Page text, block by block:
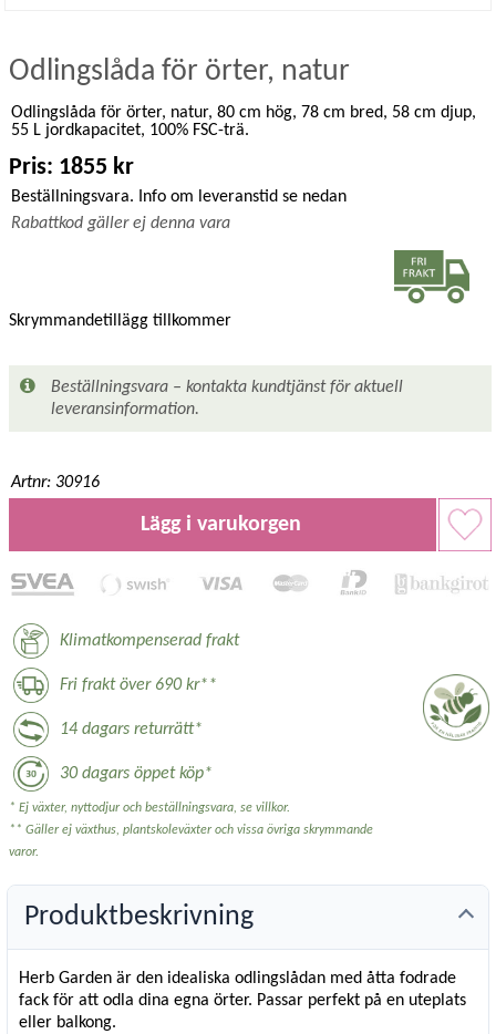
Odlingslåda för örter, natur
Odlingslåda för örter, natur, 80 cm hög, 78 cm bred, 58 cm djup,
55 L jordkapacitet, 100% FSC-trä.
Pris: 1855 kr
Beställningsvara. Info om leveranstid se nedan
Rabattkod gäller ej denna vara
Skrymmandetillägg tillkommer
Beställningsvara – kontakta kundtjänst för aktuell
leveransinformation.
Artnr: 30916
Lägg i varukorgen
Klimatkompenserad frakt
Fri frakt över 690 kr**
14 dagars returrätt*
30 dagars öppet köp*
* Ej växter, nyttodjur och beställningsvara, se villkor.
** Gäller ej växthus, plantskoleväxter och vissa övriga skrymmande
varor.
Produktbeskrivning
Herb Garden är den idealiska odlingslådan med åtta fodrade
fack för att odla dina egna örter. Passar perfekt på en uteplats
eller balkong.